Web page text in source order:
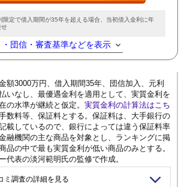
限定で借入期間が35年を超える場合、当初借入金利に年
せ
・団信・審査基準などを表示
額3000万円、借入期間35年、団信加入、元利
いなし、最優遇金利を適用として、実質金利を
の水準が継続と仮定。 実質金利の計算法はこち
数料等、保証料とする。保証料は、大手銀行の
載しているので、銀行によっては違う保証料率
融機関の主な商品を対象とし、ランキングに掲
品の中で最も実質金利が低い商品のみとする。
代表の淡河範明氏の監修で作成。
ミ調査の詳細を見る